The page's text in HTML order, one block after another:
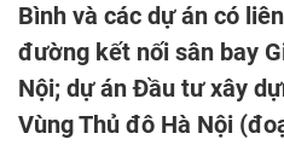
Bình và các dự án có
đường kết nối sân bay
Nội; dự án Đầu tư xây
Vùng Thủ đô Hà Nội